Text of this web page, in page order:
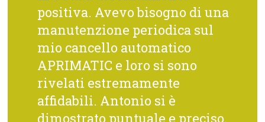
positiva. Avevo bisogno di una
manutenzione periodica sul
mio cancello automatico
APRIMATIC e loro si sono
rivelati estremamente
affidabili. Antonio si è
dimostrato puntuale e preciso,